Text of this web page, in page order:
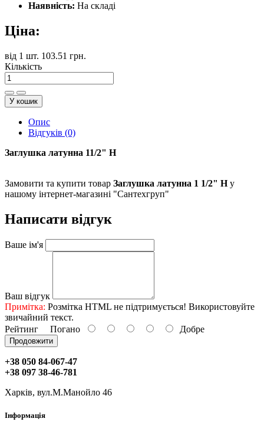
Наявність: На складі
Ціна:
від 1 шт. 103.51 грн.
Кількість
У кошик
Опис
Відгуків (0)
Заглушка латунна 11/2" Н
Замовити та купити товар Заглушка латунна 1 1/2" Ну
нашому інтернет-магазині "Сантехгруп"
Написати відгук
Ваше ім'я
Ваш відгук
Примітка: Розмітка HTML не підтримується! Використовуйте
звичайний текст.
Рейтинг Погано Добре
Продовжити
+38 050 84-067-47
+38 097 38-46-781
Харків, вул.М.Манойло 46
Інформація